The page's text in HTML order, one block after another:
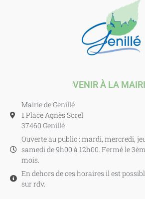
VENIR À LA
Mairie de Genillé
1 Place Agnès Sorel
37460 Genillé
Ouverte au public : mardi, mercredi,
samedi de 9h00 à 12h00. Fermé le
mois.
En dehors de ces horaires il est
sur rdv.